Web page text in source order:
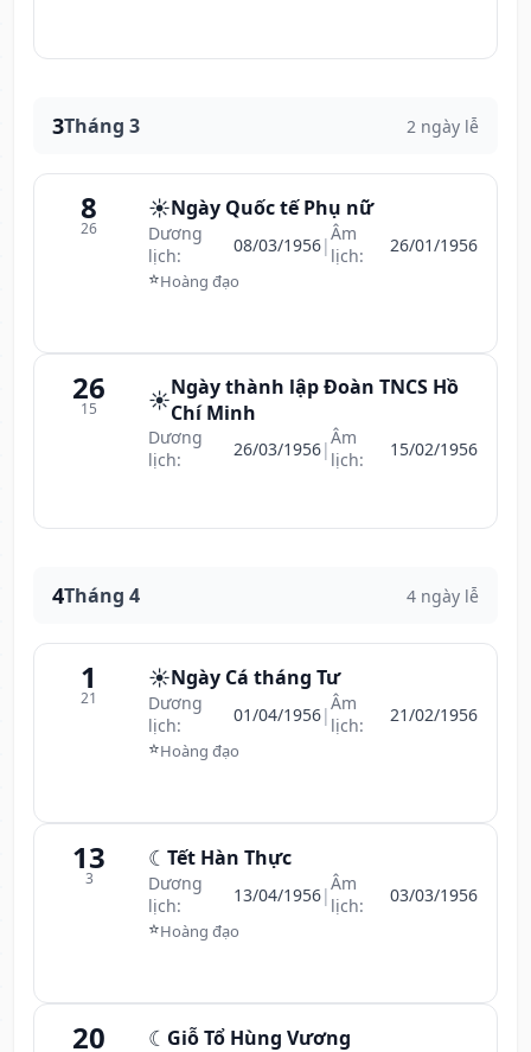
3Tháng 3 2 ngày lễ
8
26
☀️Ngày Quốc tế Phụ nữ
Dương
lịch:
08/03/1956|Âm
lịch:
26/01/1956
⭐Hoàng đạo
26
15 ☀️Ngày thành lập Đoàn TNCS Hồ
Chí Minh
Dương
lịch:
26/03/1956|Âm
lịch:
15/02/1956
4Tháng 4 4 ngày lễ
1
21
☀️Ngày Cá tháng Tư
Dương
lịch:
01/04/1956|Âm
lịch:
21/02/1956
⭐Hoàng đạo
13
3
☾ Tết Hàn Thực
Dương
lịch:
13/04/1956|Âm
lịch:
03/03/1956
⭐Hoàng đạo
20 ☾ Giỗ Tổ Hùng Vương